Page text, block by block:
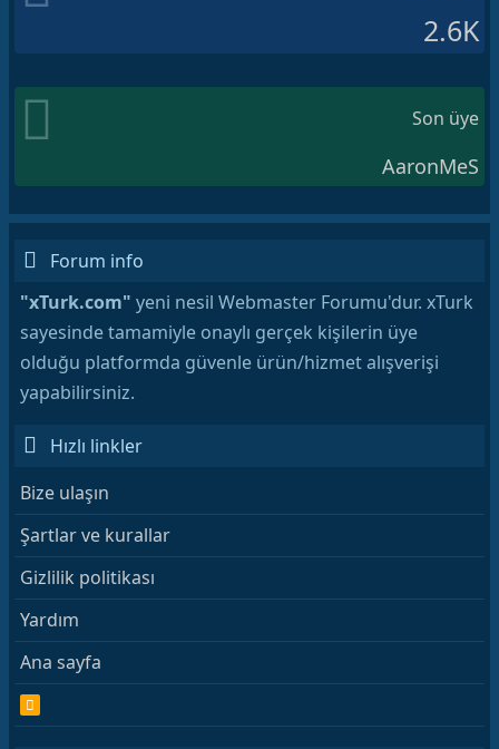
2.6K
Son üye
AaronMeS
Forum info
"xTurk.com" yeni nesil Webmaster Forumu'dur. xTurk
sayesinde tamamiyle onaylı gerçek kişilerin üye
olduğu platformda güvenle ürün/hizmet alışverişi
yapabilirsiniz.
Hızlı linkler
Bize ulaşın
Şartlar ve kurallar
Gizlilik politikası
Yardım
Ana sayfa
S